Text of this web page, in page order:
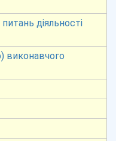
діяльності
виконавчого